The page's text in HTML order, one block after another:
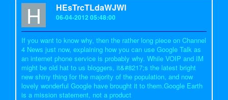
H HEsTrcTLdaWJWl
06-04-2012 05:48:00
If you want to know why, then the rather long piece on Channel
4 News just now, explaining how you can use Google Talk as
an internet phone service is probably why. While VOIP and IM
might be old hat to us bloggers, it&#8217;s the latest bright
new shiny thing for the majority of the population, and now
lovely wonderful Google have brought it to them.Google Earth
is a mission statement, not a product